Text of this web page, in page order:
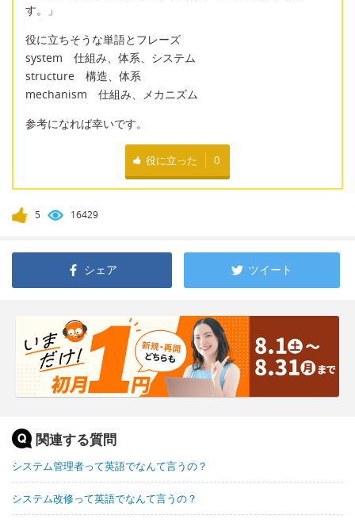
す。」
役に立ちそうな単語とフレーズ
system 仕組み、体系、システム
structure 構造、体系
mechanism 仕組み、メカニズム
参考になれば幸いです。
役に立った 0
5 16429
シェア ツイート
関連する質問
システム管理者って英語でなんて言うの？
システム改修って英語でなんて言うの？